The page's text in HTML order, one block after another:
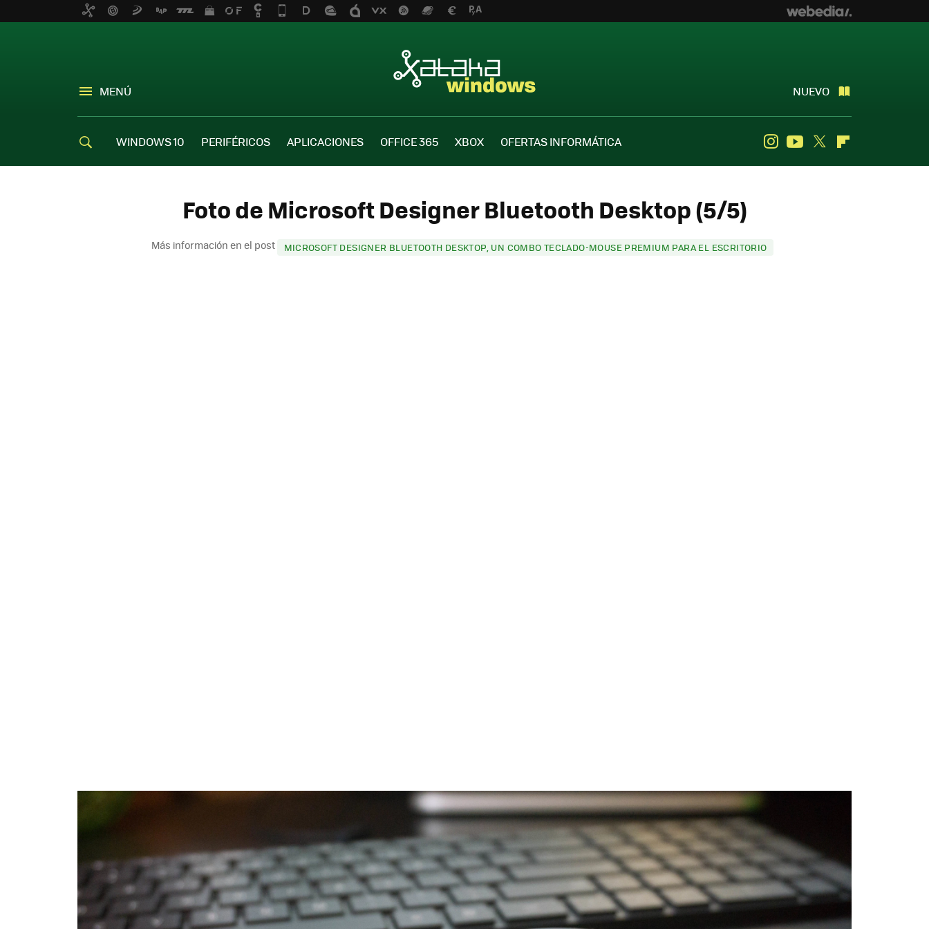
MENÚ NUEVO
WINDOWS 10 PERIFÉRICOS APLICACIONES OFFICE 365 XBOX OFERTAS INFORMÁTICA InstagramYoutube
Twitter
Foto de Microsoft Designer Bluetooth Desktop (5/5)
Más información en el post MICROSOFT DESIGNER BLUETOOTH DESKTOP, UN COMBO TECLADO-MOUSE PREMIUM PARA EL ESCRITORIO